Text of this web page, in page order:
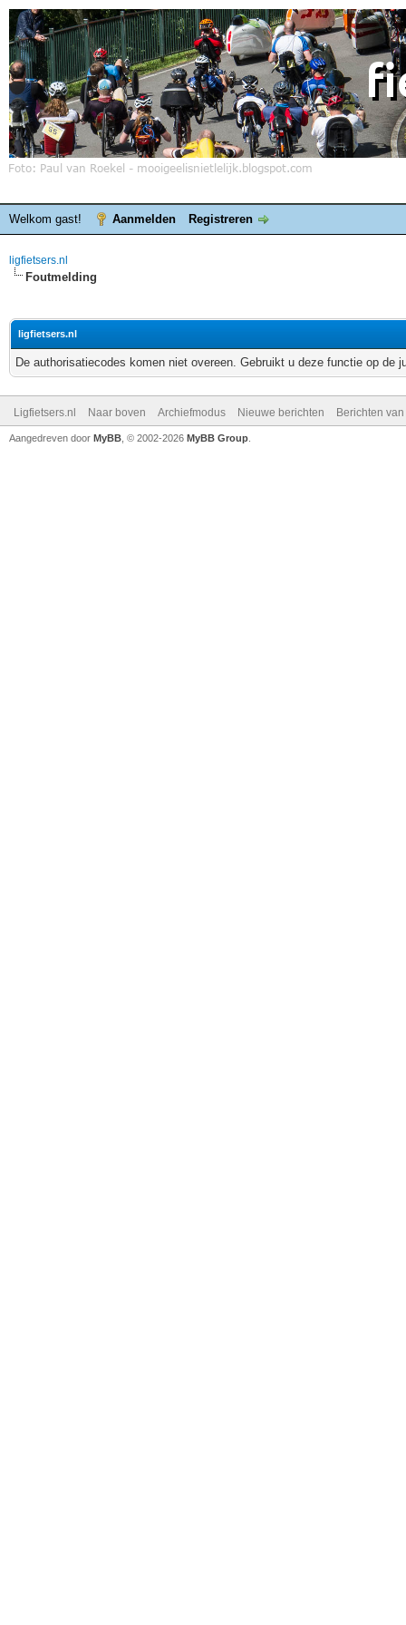
Welkom gast! Aanmelden Registreren
ligfietsers.nl
Foutmelding
ligfietsers.nl
De authorisatiecodes komen niet overeen. Gebruikt u deze functie op de
Ligfietsers.nl Naar boven Archiefmodus Nieuwe berichten Berichten
Aangedreven door MyBB , © 2002-2026 MyBB Group